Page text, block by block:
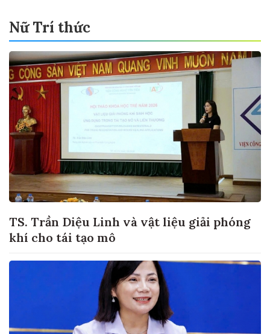
Nữ Trí thức
TS. Trần Diệu Linh và vật liệu giải phóng
khí cho tái tạo mô